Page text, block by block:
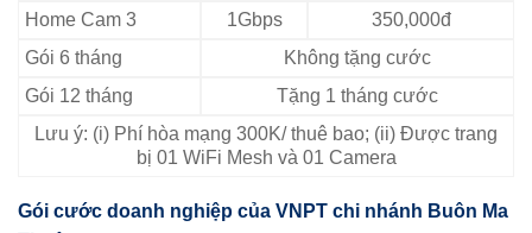
Home Cam 3
1Gbps
350,000đ
Gói 6 tháng
Không tặng cước
Gói 12 tháng
Tặng 1 tháng cước
Lưu ý: (i) Phí hòa mạng 300K/ thuê bao; (ii) Được trang
bị 01 WiFi Mesh và 01 Camera
Gói cước doanh nghiệp của VNPT chi nhánh Buôn Ma